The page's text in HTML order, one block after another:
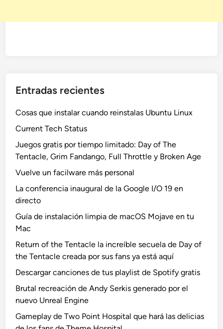
Entradas recientes
Cosas que instalar cuando reinstalas Ubuntu Linux
Current Tech Status
Juegos gratis por tiempo limitado: Day of The
Tentacle, Grim Fandango, Full Throttle y Broken Age
Vuelve un facilware más personal
La conferencia inaugural de la Google I/O 19 en
directo
Guía de instalación limpia de macOS Mojave en tu
Mac
Return of the Tentacle la increíble secuela de Day of
the Tentacle creada por sus fans ya está aquí
Descargar canciones de tus playlist de Spotify gratis
Brutal recreación de Andy Serkis generado por el
nuevo Unreal Engine
Gameplay de Two Point Hospital que hará las delicias